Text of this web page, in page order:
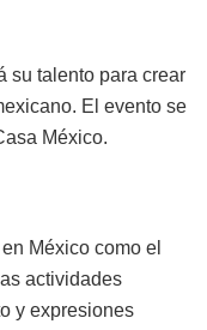
su talento para crear
El evento se
México.
México como el
actividades
y expresiones